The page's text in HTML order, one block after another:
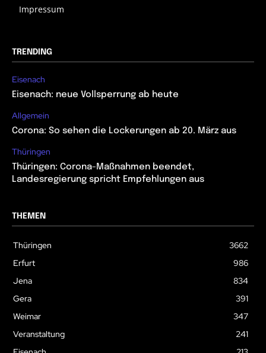
Impressum
TRENDING
Eisenach
Eisenach: neue Vollsperrung ab heute
Allgemein
Corona: So sehen die Lockerungen ab 20. März aus
Thüringen
Thüringen: Corona-Maßnahmen beendet,
Landesregierung spricht Empfehlungen aus
THEMEN
Thüringen
3662
Erfurt
986
Jena
834
Gera
391
Weimar
347
Veranstaltung
241